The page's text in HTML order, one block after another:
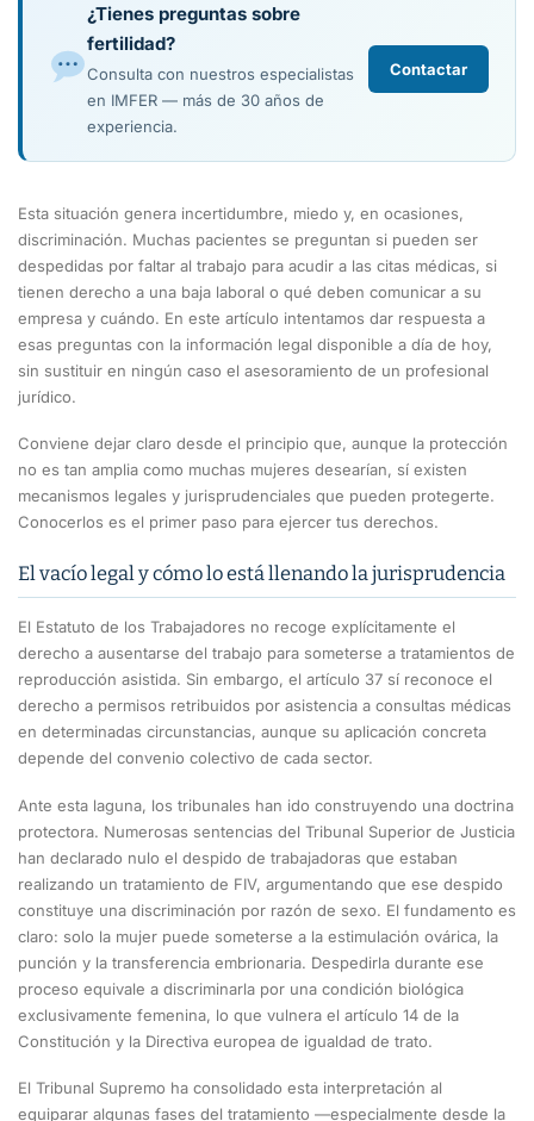
¿Tienes preguntas sobre
fertilidad?
Consulta con nuestros especialistas
en IMFER — más de 30 años de
experiencia.
Contactar
Esta situación genera incertidumbre, miedo y, en ocasiones,
discriminación. Muchas pacientes se preguntan si pueden ser
despedidas por faltar al trabajo para acudir a las citas médicas, si
tienen derecho a una baja laboral o qué deben comunicar a su
empresa y cuándo. En este artículo intentamos dar respuesta a
esas preguntas con la información legal disponible a día de hoy,
sin sustituir en ningún caso el asesoramiento de un profesional
jurídico.
Conviene dejar claro desde el principio que, aunque la protección
no es tan amplia como muchas mujeres desearían, sí existen
mecanismos legales y jurisprudenciales que pueden protegerte.
Conocerlos es el primer paso para ejercer tus derechos.
El vacío legal y cómo lo está llenando la jurisprudencia
El Estatuto de los Trabajadores no recoge explícitamente el
derecho a ausentarse del trabajo para someterse a tratamientos de
reproducción asistida. Sin embargo, el artículo 37 sí reconoce el
derecho a permisos retribuidos por asistencia a consultas médicas
en determinadas circunstancias, aunque su aplicación concreta
depende del convenio colectivo de cada sector.
Ante esta laguna, los tribunales han ido construyendo una doctrina
protectora. Numerosas sentencias del Tribunal Superior de Justicia
han declarado nulo el despido de trabajadoras que estaban
realizando un tratamiento de FIV, argumentando que ese despido
constituye una discriminación por razón de sexo. El fundamento es
claro: solo la mujer puede someterse a la estimulación ovárica, la
punción y la transferencia embrionaria. Despedirla durante ese
proceso equivale a discriminarla por una condición biológica
exclusivamente femenina, lo que vulnera el artículo 14 de la
Constitución y la Directiva europea de igualdad de trato.
El Tribunal Supremo ha consolidado esta interpretación al
equiparar algunas fases del tratamiento —especialmente desde la